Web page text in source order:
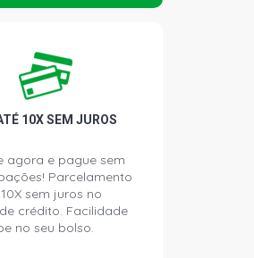
10X SEM JUROS
agora e pague sem
Parcelamento
sem juros no
crédito. Facilidade
no seu bolso.